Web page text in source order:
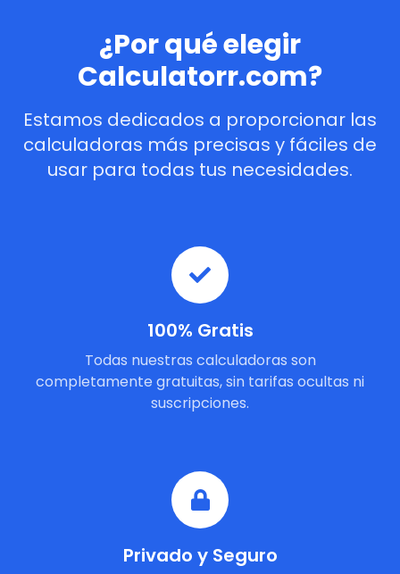
¿Por qué elegir
Calculatorr.com?
Estamos dedicados a proporcionar las
calculadoras más precisas y fáciles de
usar para todas tus necesidades.
100% Gratis
Todas nuestras calculadoras son
completamente gratuitas, sin tarifas ocultas ni
suscripciones.
Privado y Seguro